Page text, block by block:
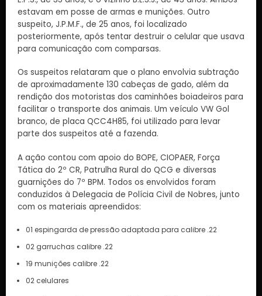
estavam em posse de armas e munições. Outro
suspeito, J.P.M.F., de 25 anos, foi localizado
posteriormente, após tentar destruir o celular que usava
para comunicação com comparsas.
Os suspeitos relataram que o plano envolvia subtração
de aproximadamente 130 cabeças de gado, além da
rendição dos motoristas dos caminhões boiadeiros para
facilitar o transporte dos animais. Um veículo VW Gol
branco, de placa QCC4H85, foi utilizado para levar
parte dos suspeitos até a fazenda.
A ação contou com apoio do BOPE, CIOPAER, Força
Tática do 2º CR, Patrulha Rural do QCG e diversas
guarnições do 7º BPM. Todos os envolvidos foram
conduzidos à Delegacia de Polícia Civil de Nobres, junto
com os materiais apreendidos:
01 espingarda de pressão adaptada para calibre .22
02 garruchas calibre .22
19 munições calibre .22
02 celulares